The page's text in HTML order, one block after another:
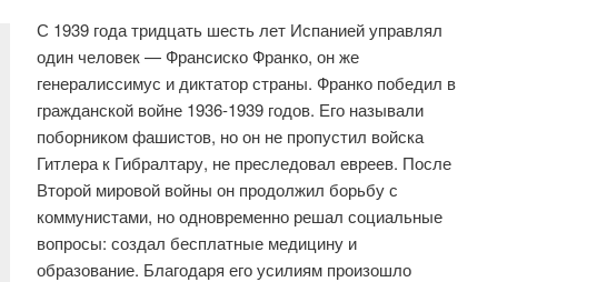
С 1939 года тридцать шесть лет Испанией управлял
один человек — Франсиско Франко, он же
генералиссимус и диктатор страны. Франко победил в
гражданской войне 1936-1939 годов. Его называли
поборником фашистов, но он не пропустил войска
Гитлера к Гибралтару, не преследовал евреев. После
Второй мировой войны он продолжил борьбу с
коммунистами, но одновременно решал социальные
вопросы: создал бесплатные медицину и
образование. Благодаря его усилиям произошло